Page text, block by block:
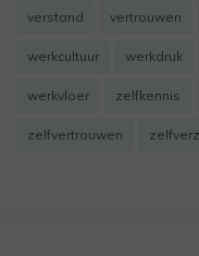
verstand vertrouwen
werkcultuur werkdruk
werkvloer zelfkennis
zelfvertrouwen